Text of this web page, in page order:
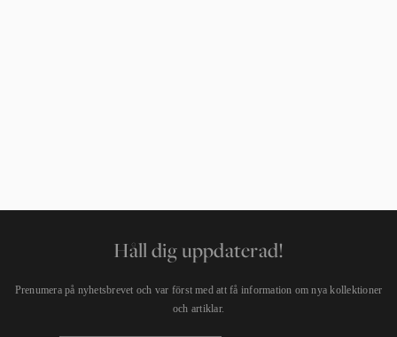
Håll dig uppdaterad!
Prenumera på nyhetsbrevet och var först med att få information om nya kollektioner
och artiklar.